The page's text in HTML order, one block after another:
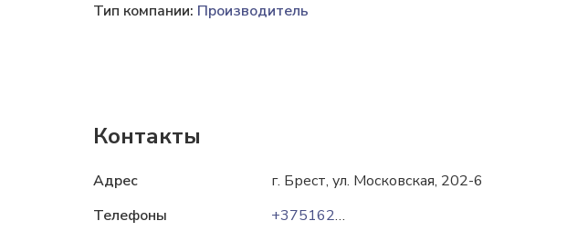
Тип компании: Производитель
Контакты
Адрес
г. Брест, ул. Московская, 202-6
Телефоны
+375162538989